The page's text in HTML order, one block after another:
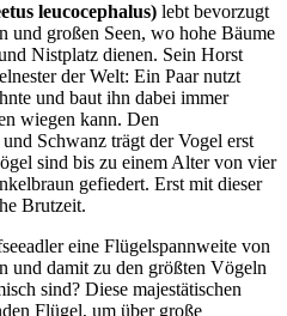
leucocephalus) lebt bevorzugt
und großen Seen, wo hohe Bäume
Nistplatz dienen. Sein Horst
der Welt: Ein Paar nutzt
und baut ihn dabei immer
wiegen kann. Den
Schwanz trägt der Vogel erst
sind bis zu einem Alter von vier
gefiedert. Erst mit dieser
Brutzeit.
eine Flügelspannweite von
und damit zu den größten Vögeln
sind? Diese majestätischen
Flügel, um über große